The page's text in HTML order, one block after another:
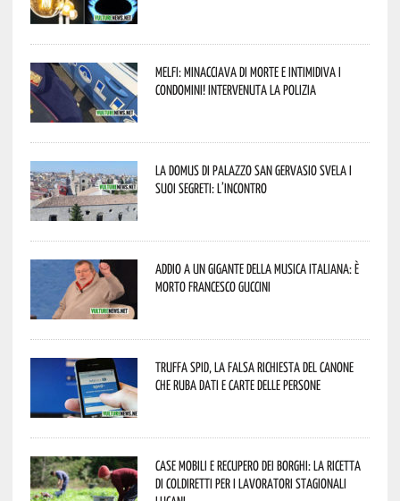
Melfi: minacciava di morte e intimidiva i
condomini! Intervenuta la Polizia
La Domus di Palazzo San Gervasio svela i
suoi segreti: l’incontro
Addio a un gigante della musica italiana: è
morto Francesco Guccini
Truffa Spid, la falsa richiesta del canone
che ruba dati e carte delle persone
Case mobili e recupero dei borghi: la ricetta
di Coldiretti per i lavoratori stagionali